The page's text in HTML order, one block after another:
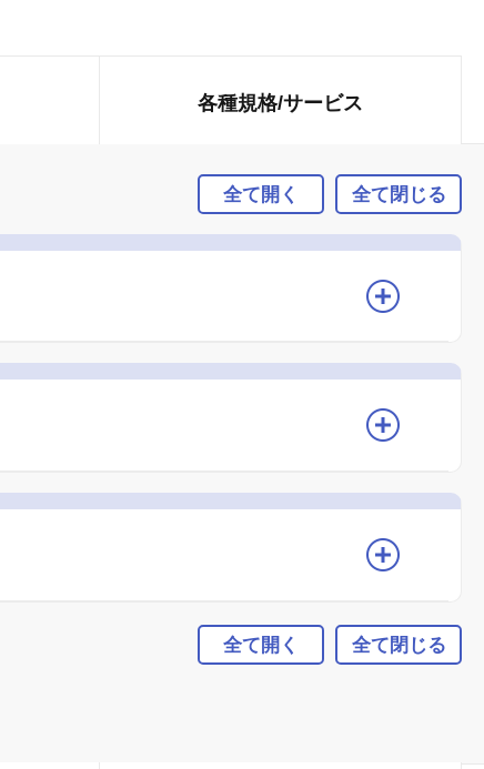
各種規格/サービス
全て開く 全て閉じる
全て開く 全て閉じる